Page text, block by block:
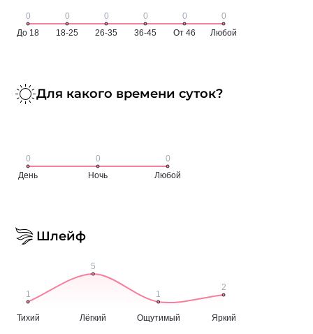
Для какого времени суток?
Шлейф